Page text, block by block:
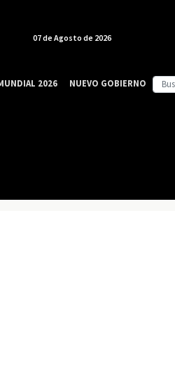
07 de Agosto de 2026
2026 NUEVO GOBIERNO